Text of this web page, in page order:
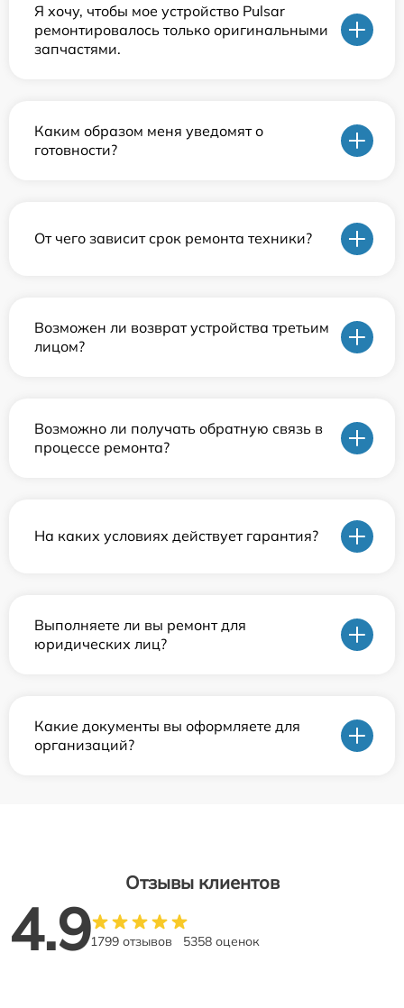
Я хочу, чтобы мое устройство Pulsar
ремонтировалось только оригинальными
запчастями.
Каким образом меня уведомят о
готовности?
От чего зависит срок ремонта техники?
Возможен ли возврат устройства третьим
лицом?
Возможно ли получать обратную связь в
процессе ремонта?
На каких условиях действует гарантия?
Выполняете ли вы ремонт для
юридических лиц?
Какие документы вы оформляете для
организаций?
Отзывы клиентов
4.91799 отзывов 5358 оценок